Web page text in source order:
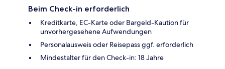
Beim Check-in erforderlich
Kreditkarte, EC-Karte oder Bargeld-Kaution für
unvorhergesehene Aufwendungen
Personalausweis oder Reisepass ggf. erforderlich
Mindestalter für den Check-in: 18 Jahre